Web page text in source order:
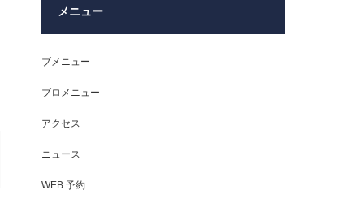
メニュー
ブメニュー
ブロメニュー
アクセス
ニュース
WEB 予約